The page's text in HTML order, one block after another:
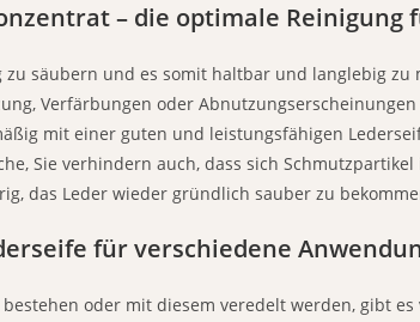
– die optimale Reinigung
zu säubern und es somit haltbar und langlebig
Verfärbungen oder
mit einer guten und leistungsfähigen
Sie verhindern auch, dass sich
das Leder wieder gründlich sauber zu
für verschiedene
oder mit diesem veredelt werden, gibt